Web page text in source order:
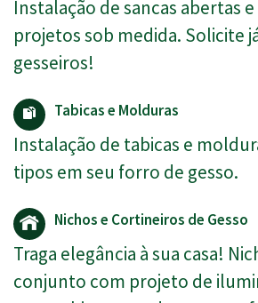
Instalação de sancas abertas
projetos sob medida. Solicite
gesseiros!
Tabicas e Molduras
Instalação de tabicas e
tipos em seu forro de gesso.
Nichos e Cortineiros de Gesso
Traga elegância à sua casa!
conjunto com projeto de